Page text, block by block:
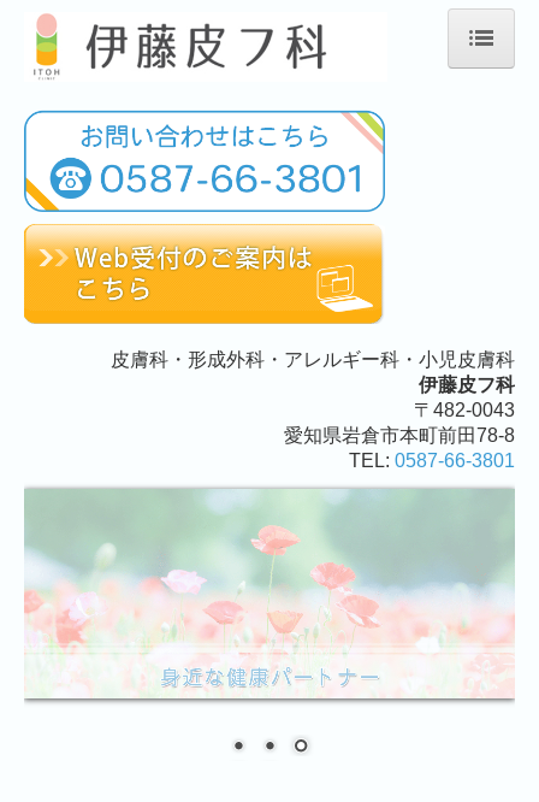
ホーム
当院について
初診の方へ
診療案内
施設、設備など
皮膚科・形成外科・アレルギー科・小児皮膚科
伊藤皮フ科
〒482-0043
愛知県岩倉市本町前田78-8
TEL: 0587-66-3801